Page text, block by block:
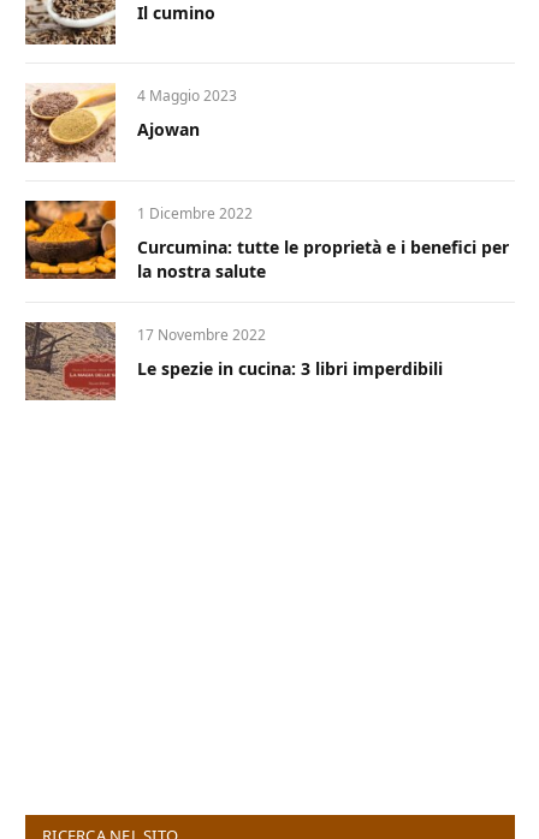
Il cumino
4 Maggio 2023
Ajowan
1 Dicembre 2022
Curcumina: tutte le proprietà e i benefici per
la nostra salute
17 Novembre 2022
Le spezie in cucina: 3 libri imperdibili